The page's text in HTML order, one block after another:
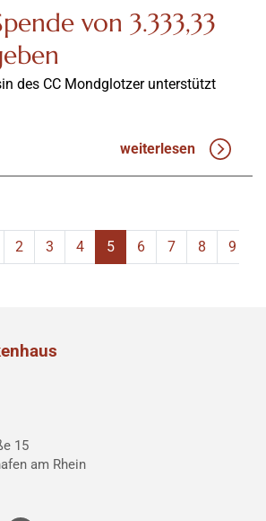
von 3.333,33
des CC Mondglotzer unterstützt
weiterlesen
2 3 4 5 6 7 8 9
15
am Rhein